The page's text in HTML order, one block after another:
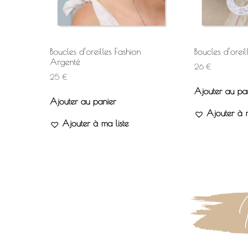
Boucles d’oreilles Fashion
Argenté
25 €
Ajouter au panier
Ajouter à ma liste
Boucles
26 €
Ajouter au
Ajouter à